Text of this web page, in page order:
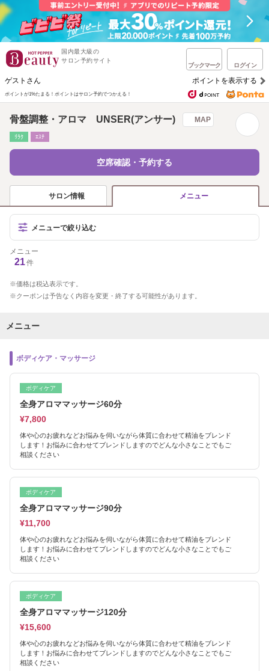
国内最大級の
サロン予約サイト
ブックマーク ログイン
ゲストさん ポイントを表示する
ポイントが1%たまる！ ポイントはサロン予約でつかえる！
骨盤調整・アロマ UNSER(アンサー) MAP
ﾘﾗｸ ｴｽﾃ
空席確認・予約する
サロン情報 メニュー
メニューで絞り込む
メニュー
21件
価格は税込表示です。
クーポンは予告なく内容を変更・終了する可能性があります。
メニュー
ボディケア・マッサージ
ボディケア
全身アロママッサージ60分
¥7,800
体や心のお疲れなどお悩みを伺いながら体質に合わせて精油をブレンド
します！お悩みに合わせてブレンドしますのでどんな小さなことでもご
相談ください
ボディケア
全身アロママッサージ90分
¥11,700
体や心のお疲れなどお悩みを伺いながら体質に合わせて精油をブレンド
します！お悩みに合わせてブレンドしますのでどんな小さなことでもご
相談ください
ボディケア
全身アロママッサージ120分
¥15,600
体や心のお疲れなどお悩みを伺いながら体質に合わせて精油をブレンド
します！お悩みに合わせてブレンドしますのでどんな小さなことでもご
相談ください